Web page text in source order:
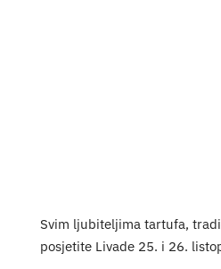
Svim ljubiteljima tartufa,
posjetite Livade 25. i 26.